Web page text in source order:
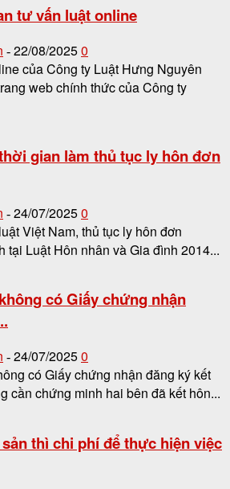
tư vấn luật online
- 22/08/20250
của Công ty Luật Hưng Nguyên
web chính thức của Công ty
gian làm thủ tục ly hôn đơn
- 24/07/20250
Việt Nam, thủ tục ly hôn đơn
tại Luật Hôn nhân và Gia đình 2014...
có Giấy chứng nhận
- 24/07/20250
có Giấy chứng nhận đăng ký kết
cần chứng minh hai bên đã kết hôn...
thì chi phí để thực hiện việc